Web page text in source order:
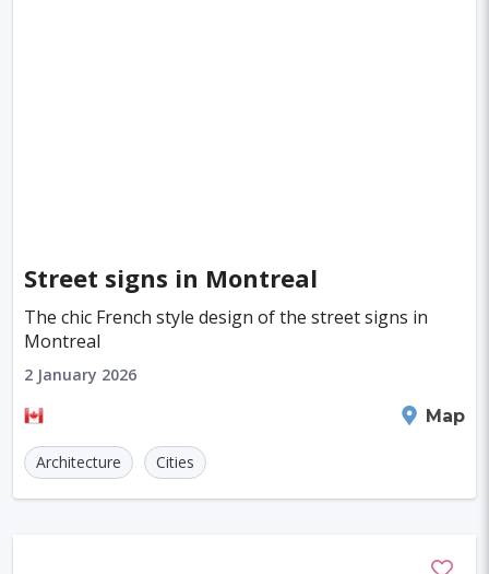
Street signs in Montreal
The chic French style design of the street signs in
Montreal
2 January 2026
Map
Architecture Cities